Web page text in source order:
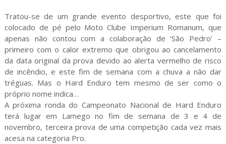
Tratou-se de um grande evento desportivo, este que foi
colocado de pé pelo Moto Clube Imperium Romanum, que
apenas não contou com a colaboração de ‘São Pedro’ –
primeiro com o calor extremo que obrigou ao cancelamento
da data original da prova devido ao alerta vermelho de risco
de incêndio, e este fim de semana com a chuva a não dar
tréguas. Mas o Hard Enduro tem mesmo de ser como o
próprio nome indica…
A próxima ronda do Campeonato Nacional de Hard Enduro
terá lugar em Lamego no fim de semana de 3 e 4 de
novembro, terceira prova de uma competição cada vez mais
acesa na categoria Pro.